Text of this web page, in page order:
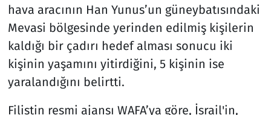
hava aracının Han Yunus’un güneybatısındaki
Mevasi bölgesinde yerinden edilmiş kişilerin
kaldığı bir çadırı hedef alması sonucu iki
kişinin yaşamını yitirdiğini, 5 kişinin ise
yaralandığını belirtti.
Filistin resmi ajansı WAFA’ya göre, İsrail'in,
Spor
Teknoloji ve Bilim
Televizyon